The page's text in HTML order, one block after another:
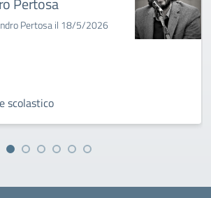
Pertosa il 18/5/2026
scolastico